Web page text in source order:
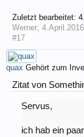
Zuletzt bearbeitet:
Werner 4.April.2016
#17
quax Gehört zum
Zitat von
Servus,
ich hab ein